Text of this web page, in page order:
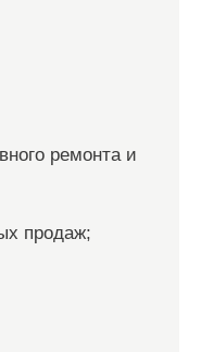
ремонта и
продаж;